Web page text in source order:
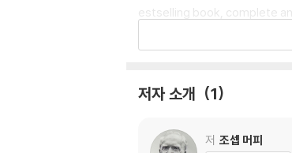
estselling book, complete
pects of your life, from
all your goals and dreams.
Since its first publication,
hin them.
저자 소개 1
저 조셉 머피